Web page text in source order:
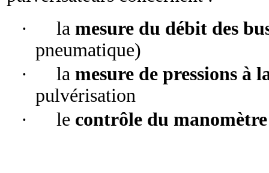
·
la mesure du débit des
pneumatique)
·
la mesure de pressions à
pulvérisation
·
le contrôle du manomètre